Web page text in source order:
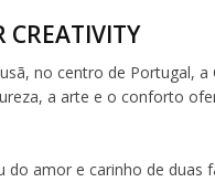
CREATIVITY
no centro de Portugal,
a arte e o conforto
amor e carinho de duas